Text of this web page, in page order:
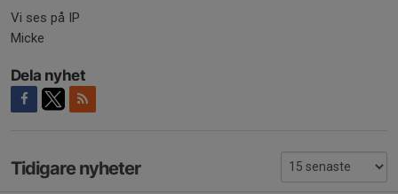
Vi ses på IP
Micke
Dela nyhet
Tidigare nyheter